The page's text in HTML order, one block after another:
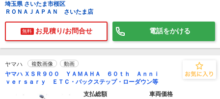
埼玉県 さいたま市桜区
ＲＯＮＡＪＡＰＡＮ さいたま店
無料 お見積り/お問合せ 電話をかける
ヤマハ 複数画像 動画
ヤマハ ＸＳＲ９００ ＹＡＭＡＨＡ ６０ｔｈ Ａｎｎｉ
ｖｅｒｓａｒｙ ＥＴＣ・バックステップ・ローダウン等
支払総額
車両価格